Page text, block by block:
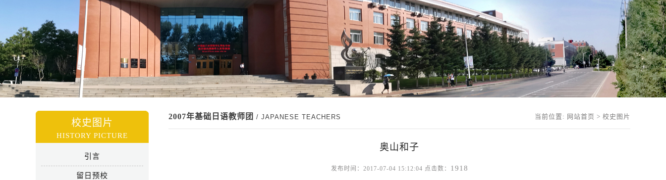
校史图片
HISTORY PICTURE
引言
留日预校
2007年基础日语教师团 / JAPANESE TEACHERS 当前位置: 网站首页 > 校史图片
奥山和子
发布时间：2017-07-04 15:12:04 点击数： 1918